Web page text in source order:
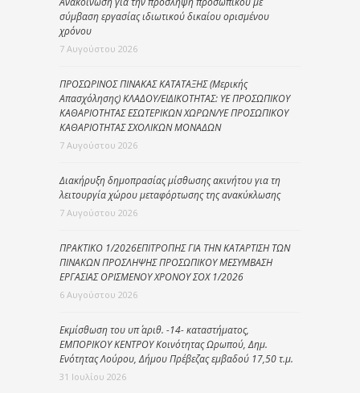
σύμβαση εργασίας ιδιωτικού δικαίου ορισμένου
χρόνου
7 Αυγούστου 2026
ΠΡΟΣΩΡΙΝΟΣ ΠΙΝΑΚΑΣ ΚΑΤΑΤΑΞΗΣ (Μερικής
Απασχόλησης) ΚΛΑΔΟΥ/ΕΙΔΙΚΟΤΗΤΑΣ: ΥΕ ΠΡΟΣΩΠΙΚΟΥ
ΚΑΘΑΡΙΟΤΗΤΑΣ ΕΣΩΤΕΡΙΚΩΝ ΧΩΡΩΝ/ΥΕ ΠΡΟΣΩΠΙΚΟΥ
ΚΑΘΑΡΙΟΤΗΤΑΣ ΣΧΟΛΙΚΩΝ ΜΟΝΑΔΩΝ
7 Αυγούστου 2026
Διακήρυξη δημοπρασίας μίσθωσης ακινήτου για τη
λειτουργία χώρου μεταφόρτωσης της ανακύκλωσης
7 Αυγούστου 2026
ΠΡΑΚΤΙΚΟ 1/2026ΕΠΙΤΡΟΠΗΣ ΓΙΑ ΤΗΝ ΚΑΤΑΡΤΙΣΗ ΤΩΝ
ΠΙΝΑΚΩΝ ΠΡΟΣΛΗΨΗΣ ΠΡΟΣΩΠΙΚΟΥ ΜΕΣΥΜΒΑΣΗ
ΕΡΓΑΣΙΑΣ ΟΡΙΣΜΕΝΟΥ ΧΡΟΝΟΥ ΣΟΧ 1/2026
6 Αυγούστου 2026
Εκμίσθωση του υπ΄ αριθ. -14- καταστήματος,
ΕΜΠΟΡΙΚΟΥ ΚΕΝΤΡΟΥ Κοινότητας Ωρωπού, Δημ.
Ενότητας Λούρου, Δήμου Πρέβεζας εμβαδού 17,50 τ.μ.
31 Ιουλίου 2026